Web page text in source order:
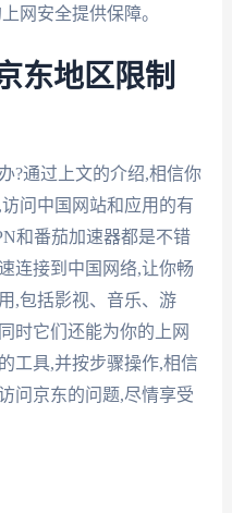
网安全提供保障。
东地区限制
?通过上文的介绍,相信你
问中国网站和应用的有
和番茄加速器都是不错
连接到中国网络,让你畅
,包括影视、音乐、游
时它们还能为你的上网
工具,并按步骤操作,相信
问京东的问题,尽情享受